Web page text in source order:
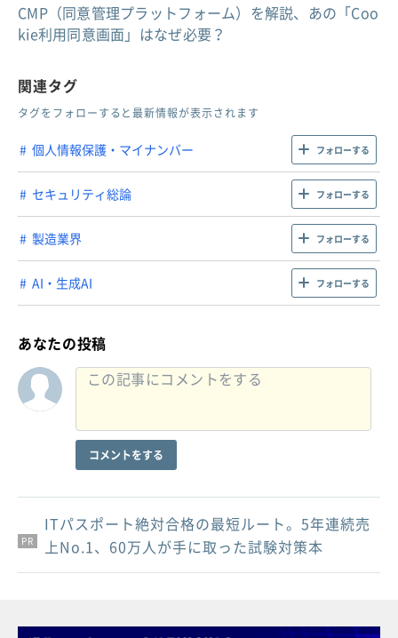
CMP（同意管理プラットフォーム）を解説、あの「Coo
kie利用同意画面」はなぜ必要？
関連タグ
タグをフォローすると最新情報が表示されます
個人情報保護・マイナンバー フォローする
セキュリティ総論 フォローする
製造業界 フォローする
AI・生成AI フォローする
あなたの投稿
コメントをする
PR
PR
PR
ITパスポート絶対合格の最短ルート。5年連続売
上No.1、60万人が手に取った試験対策本